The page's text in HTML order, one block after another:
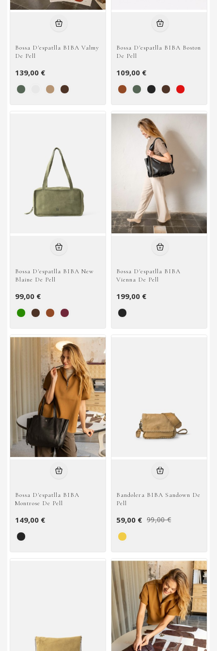
Bossa D'espatlla BIBA Valmy
De Pell
139,00 €
Bossa D'espatlla BIBA Boston
De Pell
109,00 €
Bossa D'espatlla BIBA New
Blaine De Pell
99,00 €
Bossa D'espatlla BIBA
Vienna De Pell
199,00 €
Bossa D'espatlla BIBA
Montrose De Pell
149,00 €
Bandolera BIBA Sandown De
Pell
59,00 € 99,00 €